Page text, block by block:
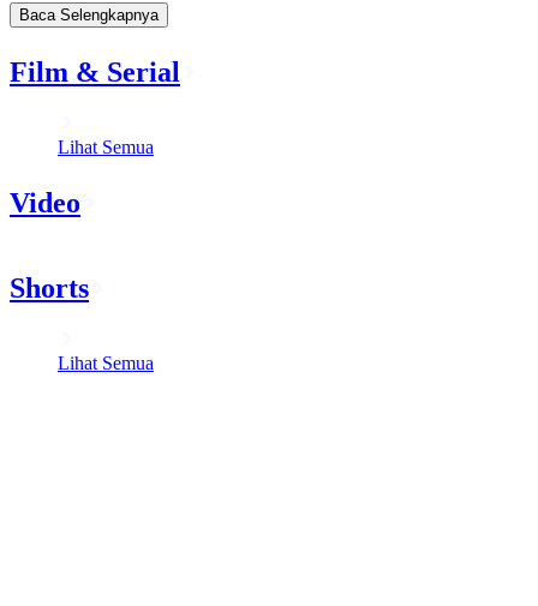
Baca Selengkapnya
Film & Serial
Lihat Semua
Video
Shorts
Lihat Semua